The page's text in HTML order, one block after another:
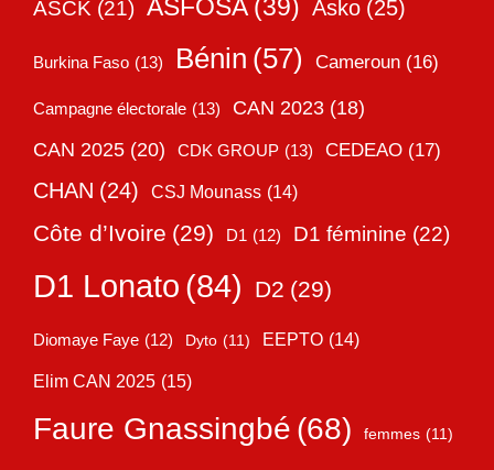
ASCK (21) ASFOSA (39) Asko (25)
Burkina Faso (13) Bénin (57) Cameroun (16)
Campagne électorale (13) CAN 2023 (18)
CAN 2025 (20) CDK GROUP (13) CEDEAO (17)
CHAN (24) CSJ Mounass (14)
Côte d’Ivoire (29) D1 (12) D1 féminine (22)
D1 Lonato (84) D2 (29)
Diomaye Faye (12) Dyto (11) EEPTO (14)
Elim CAN 2025 (15)
Faure Gnassingbé (68) femmes (11)